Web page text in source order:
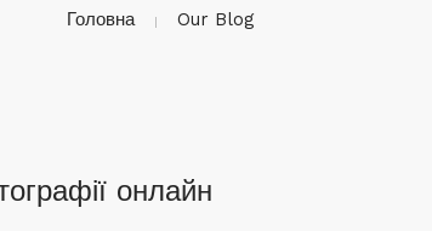
Головна Our Blog
онлайн